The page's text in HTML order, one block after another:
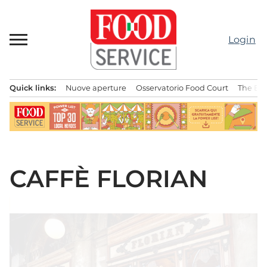
contenuto
Login
principale
Quick links: Nuove aperture Osservatorio Food Court The
CAFFÈ FLORIAN